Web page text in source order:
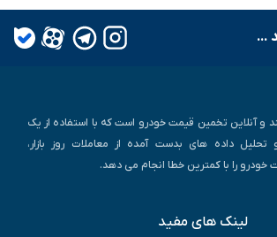
...
و آنلاین تخمین قیمت خودرو است که با استفاده از یک
تحلیل داده های بدست آمده از معاملات روز بازار،
خودرو را با کمترین خطا انجام می دهد.
لینک های مفید